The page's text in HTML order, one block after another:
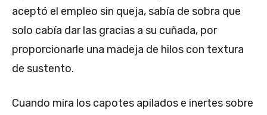
aceptó el empleo sin queja, sabía de sobra que
solo cabía dar las gracias a su cuñada, por
proporcionarle una madeja de hilos con textura
de sustento.
Cuando mira los capotes apilados e inertes sobre